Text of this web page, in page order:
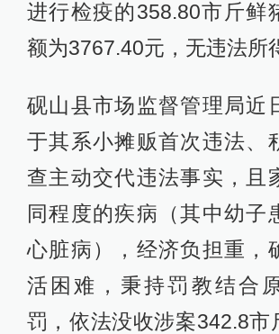
进行检疫的358.80市斤鲜
额为3767.40元，无违法所
砚山县市场监督管理局近
于其系小摊贩首次违法、
查主动交代违法事实，且
同程度的疾病（其中幼子
心脏病），经济负担重，
活困难，秉持罚教结合
罚，依法没收涉案342.8市